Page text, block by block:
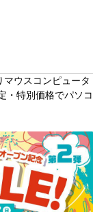
ウスコンピュータ
・特別価格でパソコ